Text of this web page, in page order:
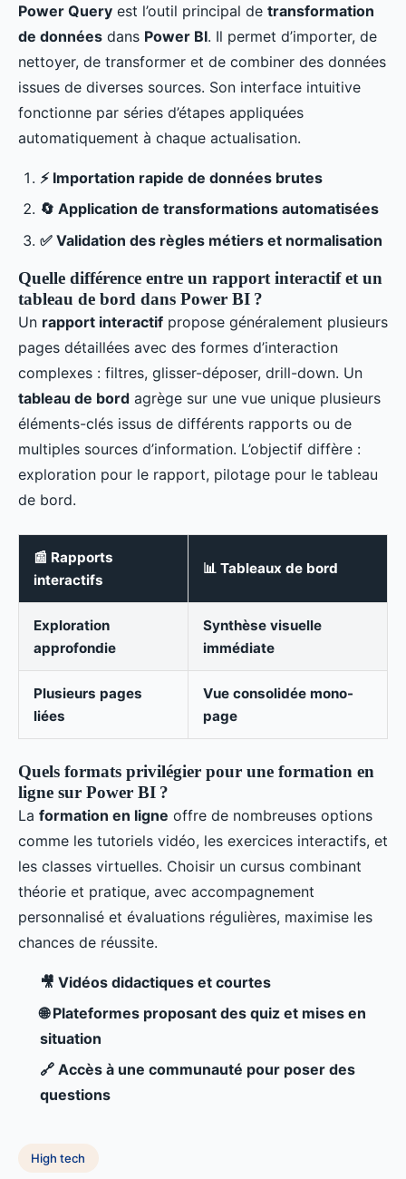
Power Query est l’outil principal de transformation
de données dans Power BI. Il permet d’importer, de
nettoyer, de transformer et de combiner des données
issues de diverses sources. Son interface intuitive
fonctionne par séries d’étapes appliquées
automatiquement à chaque actualisation.
⚡ Importation rapide de données brutes
🔄 Application de transformations automatisées
✅ Validation des règles métiers et normalisation
Quelle différence entre un rapport interactif et un
tableau de bord dans Power BI ?
Un rapport interactif propose généralement plusieurs
pages détaillées avec des formes d’interaction
complexes : filtres, glisser-déposer, drill-down. Un
tableau de bord agrège sur une vue unique plusieurs
éléments-clés issus de différents rapports ou de
multiples sources d’information. L’objectif diffère :
exploration pour le rapport, pilotage pour le tableau
de bord.
📰 Rapports
interactifs
📊 Tableaux de bord
Exploration
approfondie
Synthèse visuelle
immédiate
Plusieurs pages
liées
Vue consolidée mono-
page
Quels formats privilégier pour une formation en
ligne sur Power BI ?
La formation en ligne offre de nombreuses options
comme les tutoriels vidéo, les exercices interactifs, et
les classes virtuelles. Choisir un cursus combinant
théorie et pratique, avec accompagnement
personnalisé et évaluations régulières, maximise les
chances de réussite.
🎥 Vidéos didactiques et courtes
🌐 Plateformes proposant des quiz et mises en
situation
🔗 Accès à une communauté pour poser des
questions
High tech